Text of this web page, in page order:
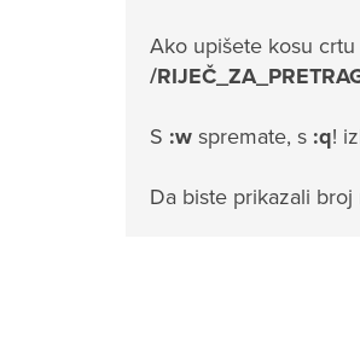
Ako upišete kosu
/
S :w spremate, s :q!
Da biste prikazali